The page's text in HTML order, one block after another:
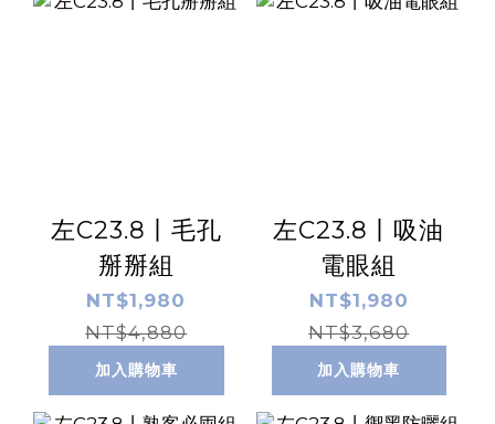
左C23.8丨毛孔
掰掰組
NT$1,980
NT$4,880
加入購物車
左C23.8丨吸油
電眼組
NT$1,980
NT$3,680
加入購物車